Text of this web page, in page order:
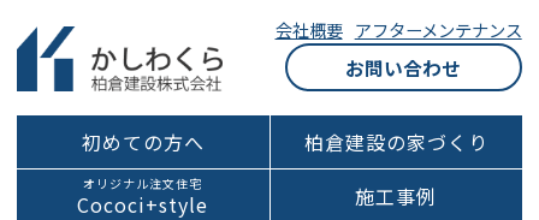
会社概要 アフターメンテナンス
お問い合わせ
初めての方へ 柏倉建設の家づくり
オリジナル注文住宅
Cococi+style
施工事例